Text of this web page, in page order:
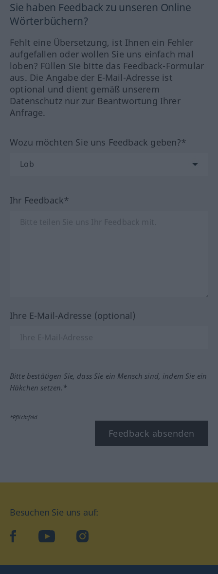
Sie haben Feedback zu unseren Online
Wörterbüchern?
Fehlt eine Übersetzung, ist Ihnen ein Fehler
aufgefallen oder wollen Sie uns einfach mal
loben? Füllen Sie bitte das Feedback-Formular
aus. Die Angabe der E-Mail-Adresse ist
optional und dient gemäß unserem
Datenschutz nur zur Beantwortung Ihrer
Anfrage.
Wozu möchten Sie uns Feedback geben?*
Ihr Feedback*
Ihre E-Mail-Adresse (optional)
Bitte bestätigen Sie, dass Sie ein Mensch sind, indem Sie ein
Häkchen setzen.*
*Pflichtfeld
Feedback absenden
Besuchen Sie uns auf:
facebookYouTube Instagram